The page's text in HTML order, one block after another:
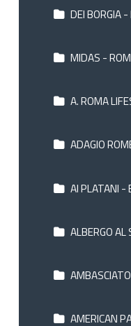
DEI BORGIA
MIDAS - ROM
A. ROMA
ADAGIO
AI PLATANI -
ALBERGO AL
AMERICAN